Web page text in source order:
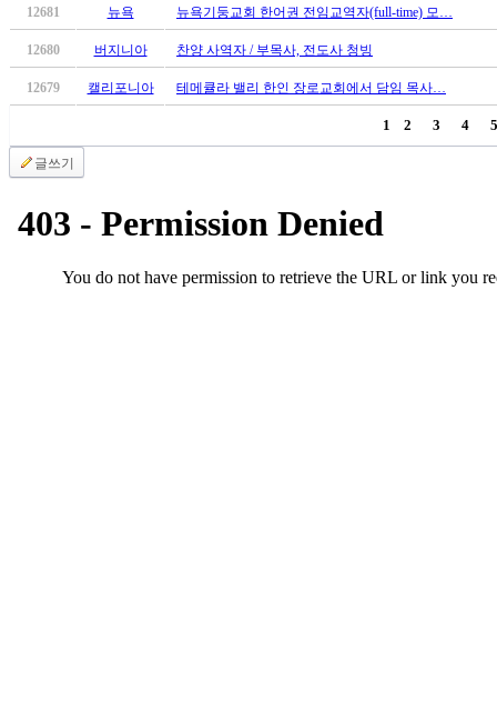
럽
DOMCLUB
무
료
팅
돔
12681 뉴욕 뉴욕기둥교회 한어권 전임교역자(full-time) 모…
12680 버지니아 찬양 사역자 / 부목사, 전도사 청빙
12679 캘리포니아 테메큘라 밸리 한인 장로교회에서 담임 목사…
1 2 3 4 5
글쓰기